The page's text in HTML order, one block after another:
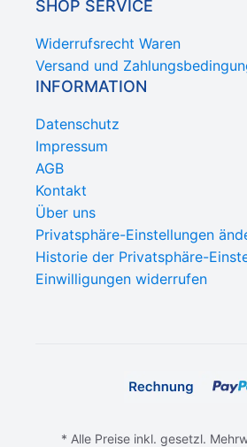
SHOP SERVICE
Widerrufsrecht Waren
Versand und
INFORMATION
Datenschutz
Impressum
AGB
Kontakt
Über uns
Privatsphäre-Einstellungen
Historie der Privatsphäre-
Einwilligungen widerrufen
* Alle Preise inkl. gesetzl.